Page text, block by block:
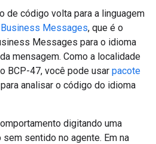
de código volta para a linguagem
Messages, que é o
Messages para o idioma
mensagem. Como a localidade
BCP-47, você pode usar pacote
para analisar o código do idioma
digitando uma
sentido no agente. Em na